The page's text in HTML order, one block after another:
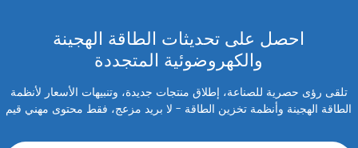
احصل على تحديثات الطاقة الهجينة
والكهروضوئية المتجددة
تلقى رؤى حصرية للصناعة، إطلاق منتجات جديدة، وتنبيهات الأسعار لأنظمة
الطاقة الهجينة وأنظمة تخزين الطاقة - لا بريد مزعج، فقط محتوى مهني قيم